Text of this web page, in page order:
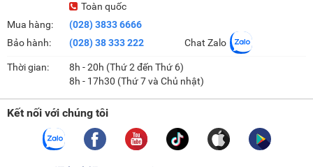
Mua hàng:
Bảo hành:
Toàn quốc
(028) 3833 6666
(028) 38 333 222
Chat Zalo
Thời gian:
8h - 20h (Thứ 2 đến Thứ 6)
8h - 17h30 (Thứ 7 và Chủ nhật)
Kết nối với chúng tôi